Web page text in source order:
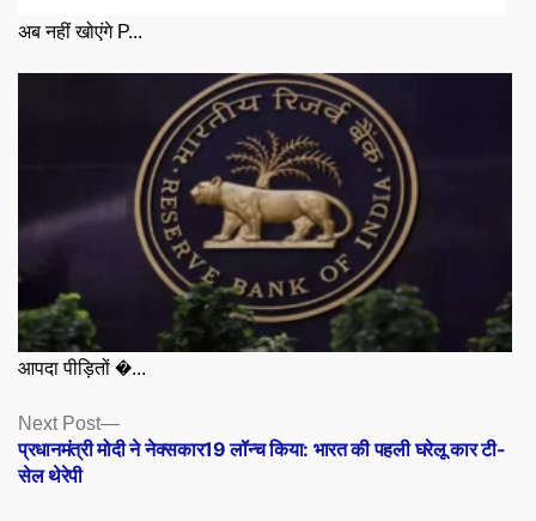
अब नहीं खोएंगे P...
आपदा पीड़ितों �...
Posts
navigation
Next Post
Next
post:
प्रधानमंत्री मोदी ने नेक्सकार19 लॉन्च किया: भारत की पहली घरेलू कार टी-
सेल थेरेपी